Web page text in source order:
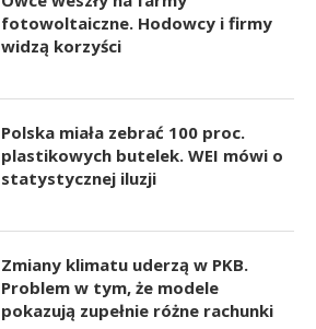
fotowoltaiczne. Hodowcy i firmy
widzą korzyści
Polska miała zebrać 100 proc.
plastikowych butelek. WEI mówi o
statystycznej iluzji
Zmiany klimatu uderzą w PKB.
Problem w tym, że modele
pokazują zupełnie różne rachunki